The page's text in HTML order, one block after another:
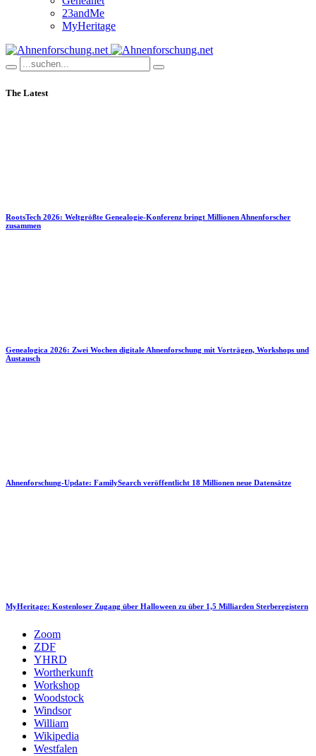
23andMe
MyHeritage
The Latest
RootsTech 2026: Weltgrößte Genealogie-Konferenz bringt Millionen Ahnenforscher
zusammen
Genealogica 2026: Zwei Wochen digitale Ahnenforschung mit Vorträgen, Workshops und
Austausch
Ahnenforschung-Update: FamilySearch veröffentlicht 18 Millionen neue Datensätze
MyHeritage: Kostenloser Zugang über Halloween zu über 1,5 Milliarden Sterberegistern
Zoom
ZDF
YHRD
Wortherkunft
Workshop
Woodstock
Windsor
William
Wikipedia
Westfalen